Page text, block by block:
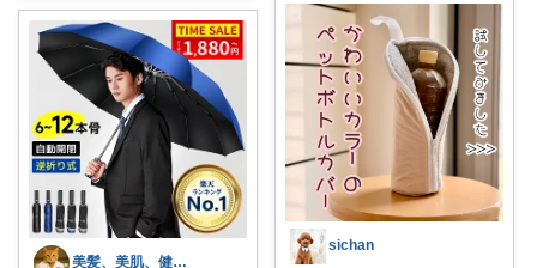
美髪、美肌、健康商品お勧めROOM
sichan